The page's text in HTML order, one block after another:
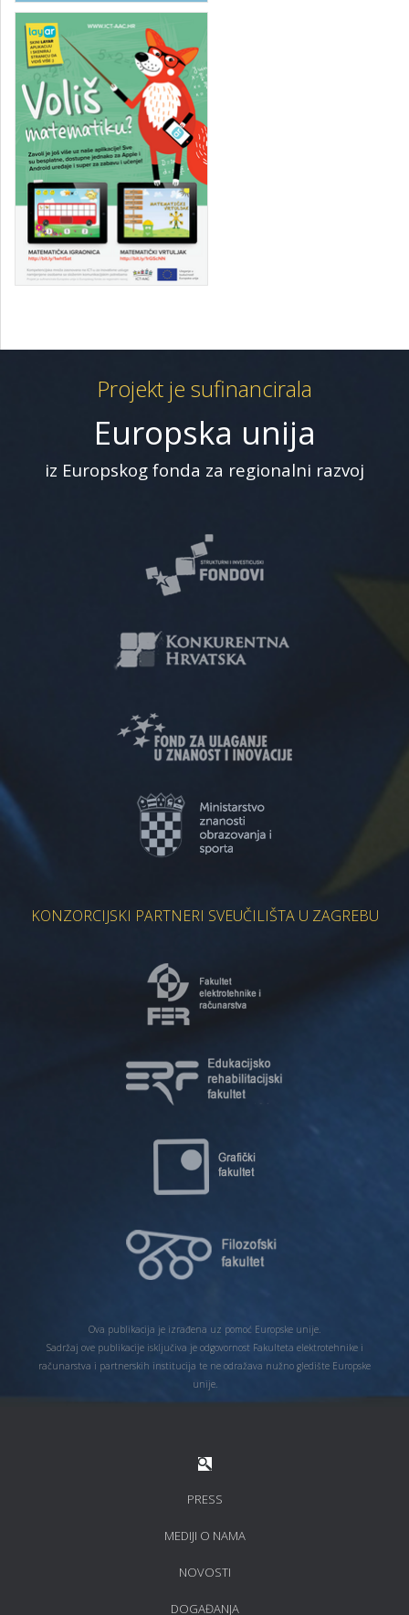
Projekt je sufinancirala
Europska unija
iz Europskog fonda za regionalni razvoj
KONZORCIJSKI PARTNERI SVEUČILIŠTA U ZAGREBU
Ova publikacija je izrađena uz pomoć Europske unije.
Sadržaj ove publikacije isključiva je odgovornost Fakulteta elektrotehnike i
računarstva i partnerskih institucija te ne odražava nužno gledište Europske
unije.
PRESS
MEDIJI O NAMA
NOVOSTI
DOGAĐANJA